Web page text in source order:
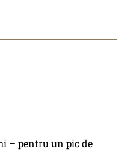
– pentru un pic de